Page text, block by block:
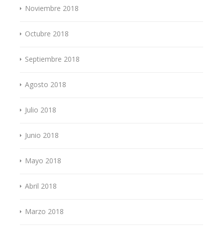
Noviembre 2018
Octubre 2018
Septiembre 2018
Agosto 2018
Julio 2018
Junio 2018
Mayo 2018
Abril 2018
Marzo 2018